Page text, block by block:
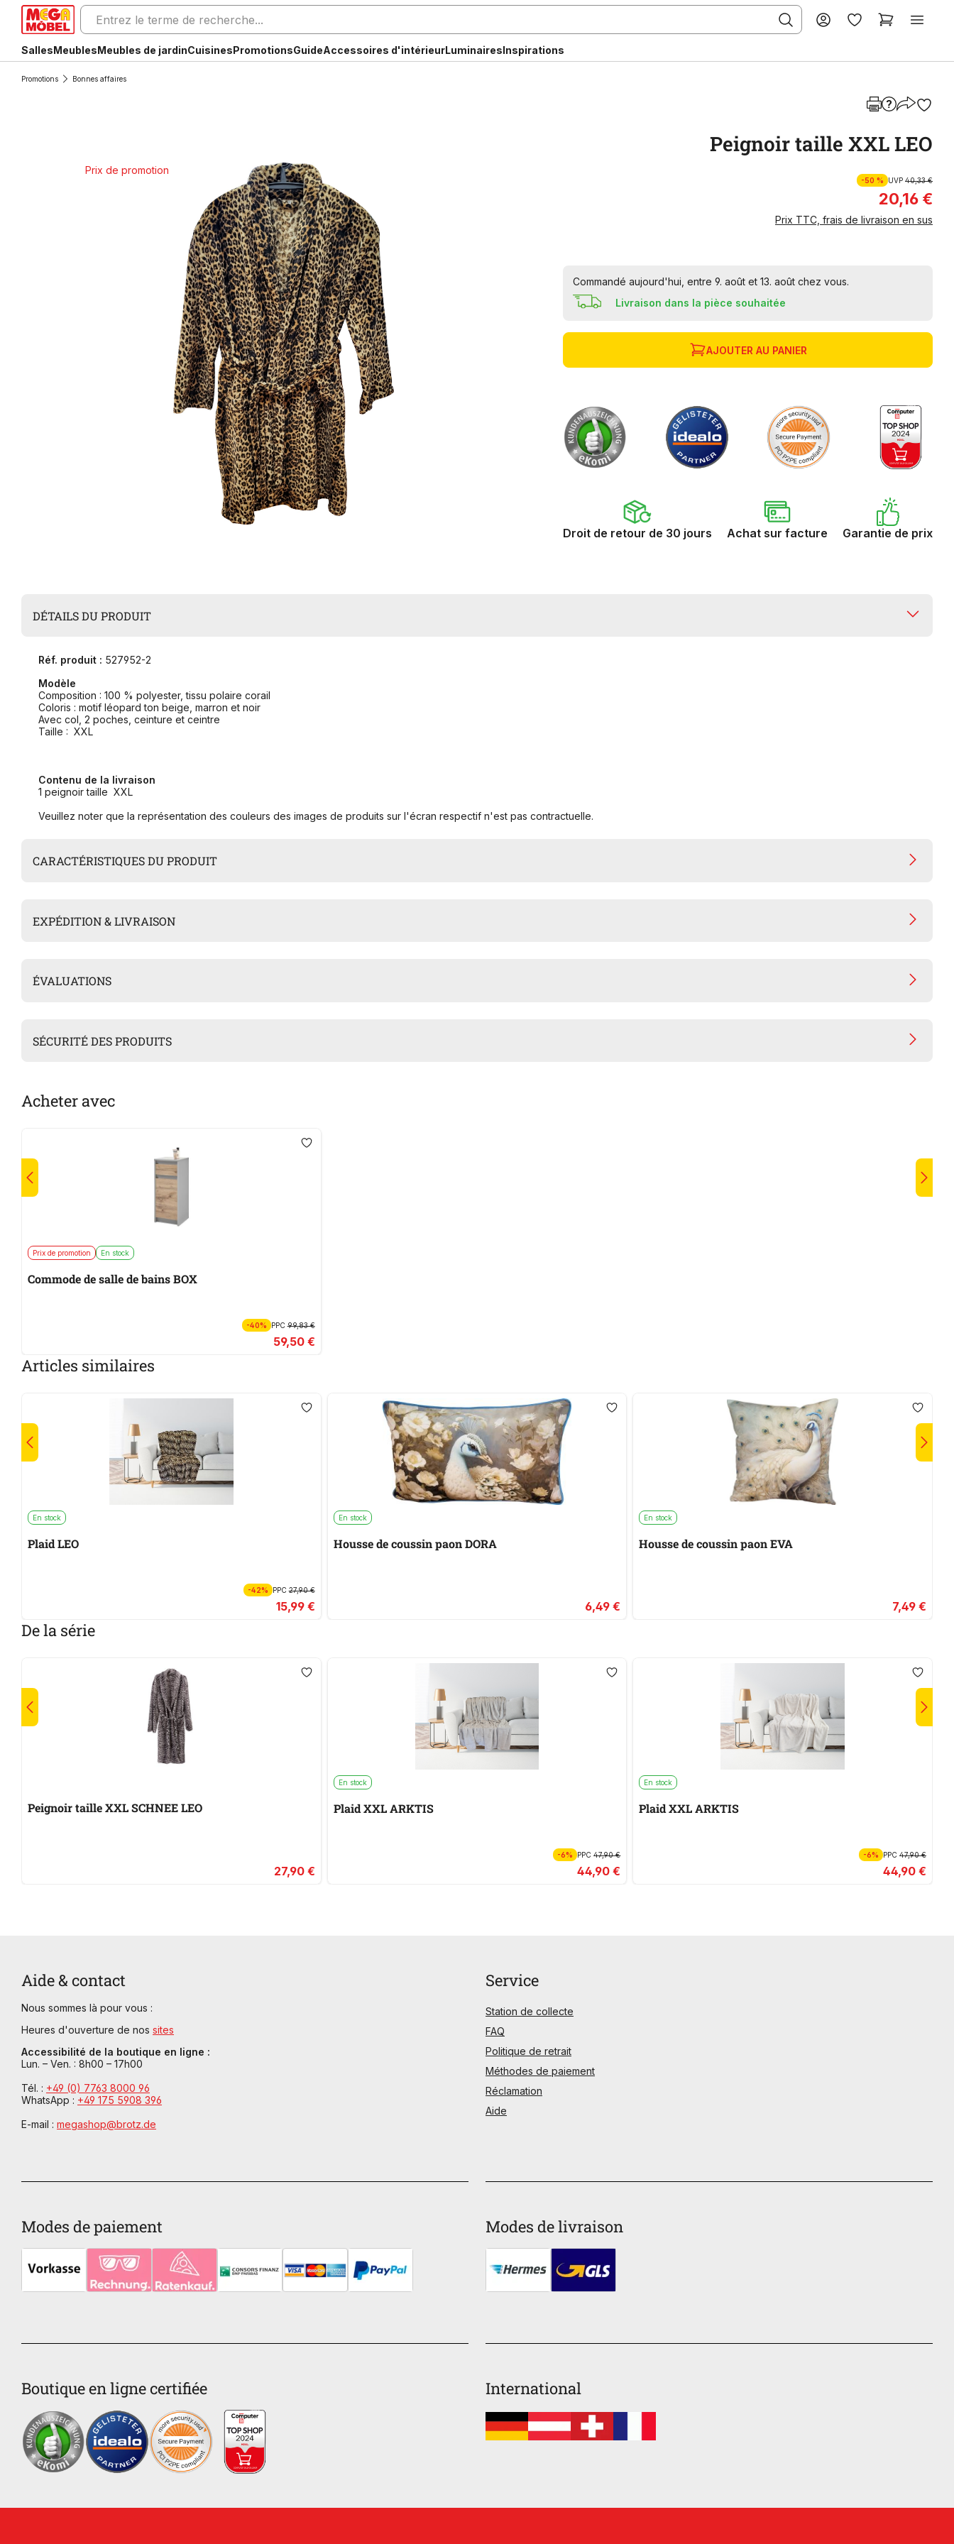
SallesMeublesMeubles de jardinCuisinesPromotionsGuideAccessoires d'intérieurLuminairesInspirations
Promotions Bonnes affaires
Prix de promotion
Peignoir taille XXL LEO
-50 % UVP 40,33 €
20,16 €
Prix TTC, frais de livraison en sus
Commandé aujourd'hui, entre 9. août et 13. août chez vous.
Livraison dans la pièce souhaitée
AJOUTER AU PANIER
Droit de retour de 30 jours Achat sur facture Garantie de prix
DÉTAILS DU PRODUIT
Réf. produit : 527952-2
Modèle
Composition : 100 % polyester, tissu polaire corail
Coloris : motif léopard ton beige, marron et noir
Avec col, 2 poches, ceinture et ceintre
Taille : XXL
Contenu de la livraison
1 peignoir taille XXL
Veuillez noter que la représentation des couleurs des images de produits sur l'écran respectif n'est pas contractuelle.
CARACTÉRISTIQUES DU PRODUIT
EXPÉDITION & LIVRAISON
ÉVALUATIONS
SÉCURITÉ DES PRODUITS
Acheter avec
Prix de promotion En stock
Commode de salle de bains BOX
-40% PPC99,83 €
59,50 €
Articles similaires
En stock
Plaid LEO
-42% PPC27,90 €
15,99 €
En stock
Housse de coussin paon DORA
6,49 €
En stock
Housse de coussin paon EVA
7,49 €
De la série
Peignoir taille XXL SCHNEE LEO
27,90 €
En stock
Plaid XXL ARKTIS
-6% PPC47,90 €
44,90 €
En stock
Plaid XXL ARKTIS
-6% PPC 47,90 €
44,90 €
Aide & contact
Nous sommes là pour vous :
Heures d'ouverture de nos sites
Accessibilité de la boutique en ligne :
Lun. – Ven. : 8h00 – 17h00
Tél. : +49 (0) 7763 8000 96
WhatsApp : +49 175 5908 396
E-mail : megashop@brotz.de
Boutique en ligne certifiée
Modes de paiement Modes de livraison
International
Service
Station de collecte
FAQ
Politique de retrait
Méthodes de paiement
Réclamation
Aide